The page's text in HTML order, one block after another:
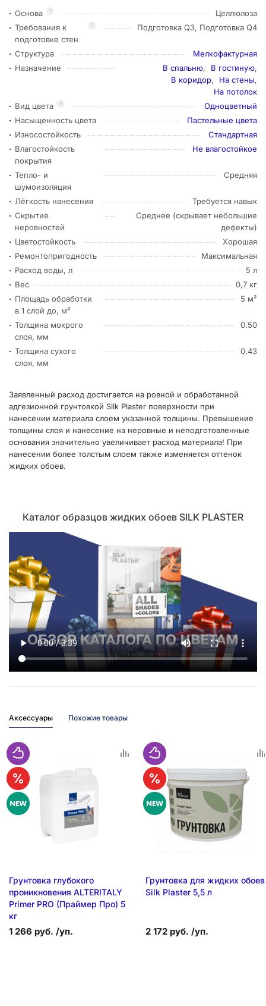
?
Основа Целлюлоза
?
Требования к
подготовке стен
Подготовка Q3, Подготовка Q4
Структура
Мелкофактурная
Назначение
В спальню, В гостиную,
В коридор, На стены,
На потолок
?
Вид цвета
Одноцветный
Насыщенность цвета
Пастельные цвета
Износостойкость
Стандартная
Влагостойкость
покрытия
Не влагостойкое
Тепло- и
шумоизоляция
Средняя
Лёгкость нанесения
Требуется навык
Скрытие
неровностей
Среднее (скрывает небольшие
дефекты)
Цветостойкость
Хорошая
Ремонтопригодность
Максимальная
Расход воды, л
5 л
Вес
0,7 кг
Площадь обработки
в 1 слой до, м²
5 м²
Толщина мокрого
слоя, мм
0.50
Толщина сухого
слоя, мм
0.43
Заявленный расход достигается на ровной и обработанной
адгезионной грунтовкой Silk Plaster поверхности при
нанесении материала слоем указанной толщины. Превышение
толщины слоя и нанесение на неровные и неподготовленные
основания значительно увеличивает расход материала! При
нанесении более толстым слоем также изменяется оттенок
жидких обоев.
Каталог образцов жидких обоев SILK PLASTER
Аксессуары Похожие товары
Грунтовка глубокого
проникновения ALTERITALY
Primer PRO (Праймер Про) 5
кг
1 266 руб. /уп.
Грунтовка для жидких обоев
Silk Plaster 5,5 л
2 172 руб. /уп.